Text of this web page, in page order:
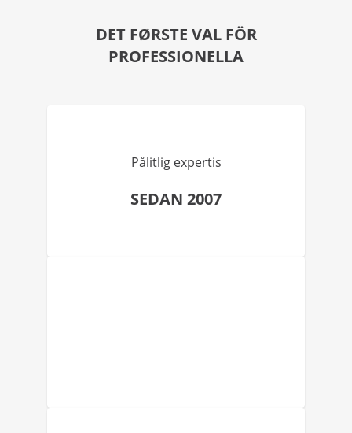
DET FØRSTE VAL FÖR
PROFESSIONELLA
Pålitlig expertis
SEDAN 2007